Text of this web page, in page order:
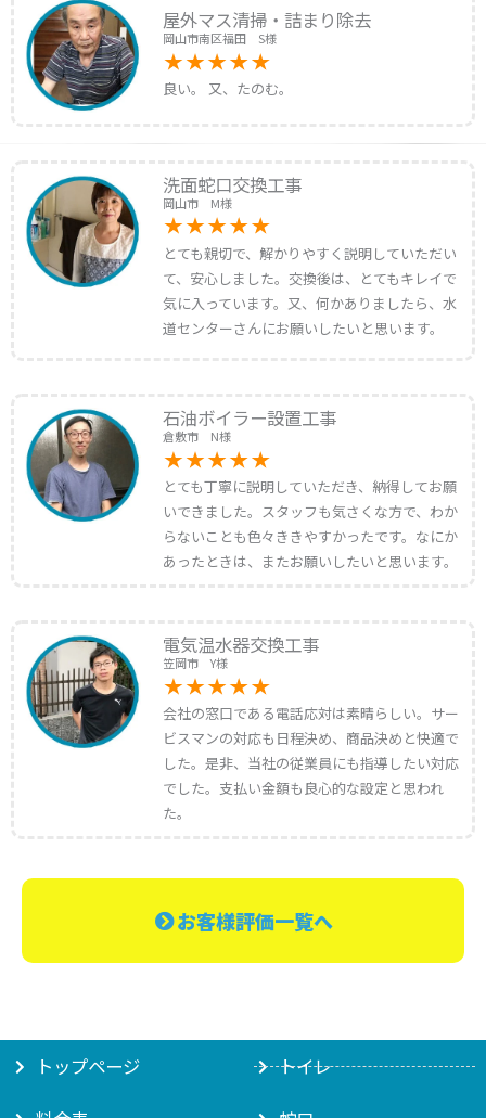
屋外マス清掃・詰まり除去
岡山市南区福田 S様
良い。 又、たのむ。
洗面蛇口交換工事
岡山市 M様
とても親切で、解かりやすく説明していただい
て、安心しました。交換後は、とてもキレイで
気に入っています。又、何かありましたら、水
道センターさんにお願いしたいと思います。
石油ボイラー設置工事
倉敷市 N様
とても丁寧に説明していただき、納得してお願
いできました。スタッフも気さくな方で、わか
らないことも色々ききやすかったです。なにか
あったときは、またお願いしたいと思います。
電気温水器交換工事
笠岡市 Y様
会社の窓口である電話応対は素晴らしい。サー
ビスマンの対応も日程決め、商品決めと快適で
した。是非、当社の従業員にも指導したい対応
でした。支払い金額も良心的な設定と思われ
た。
お客様評価一覧へ
トップページ トイレ